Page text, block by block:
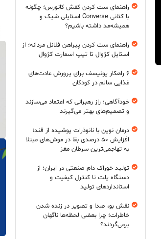
راهنمای ست کردن کفش کانورس؛ چگونه
با کتانی Converse استایلی شیک و
همیشه‌مد داشته باشیم؟
راهنمای ست کردن پیراهن فلانل مردانه؛ از
استایل کژوال تا تیپ اسمارت کژوال
۶ راهکار یونیسف برای پرورش عادت‌های
غذایی سالم در کودکان
خودآگاهی؛ راز رهبرانی که اعتماد می‌سازند
و تصمیم‌های بهتر می‌گیرند
درمان نوین با نانوذرات پوشیده از قند؛
افزایش ۵۰ درصدی بقا در موش‌های مبتلا
به تهاجمی‌ترین سرطان مغز
تولید خوراک دام صنعتی در ایران؛ از
دستگاه پلت تا کنترل کیفیت و
استانداردهای تولید
نقش بو، صدا و تصویر در زنده شدن
خاطرات؛ چرا بعضی لحظه‌ها ناگهان
برمی‌گردند؟